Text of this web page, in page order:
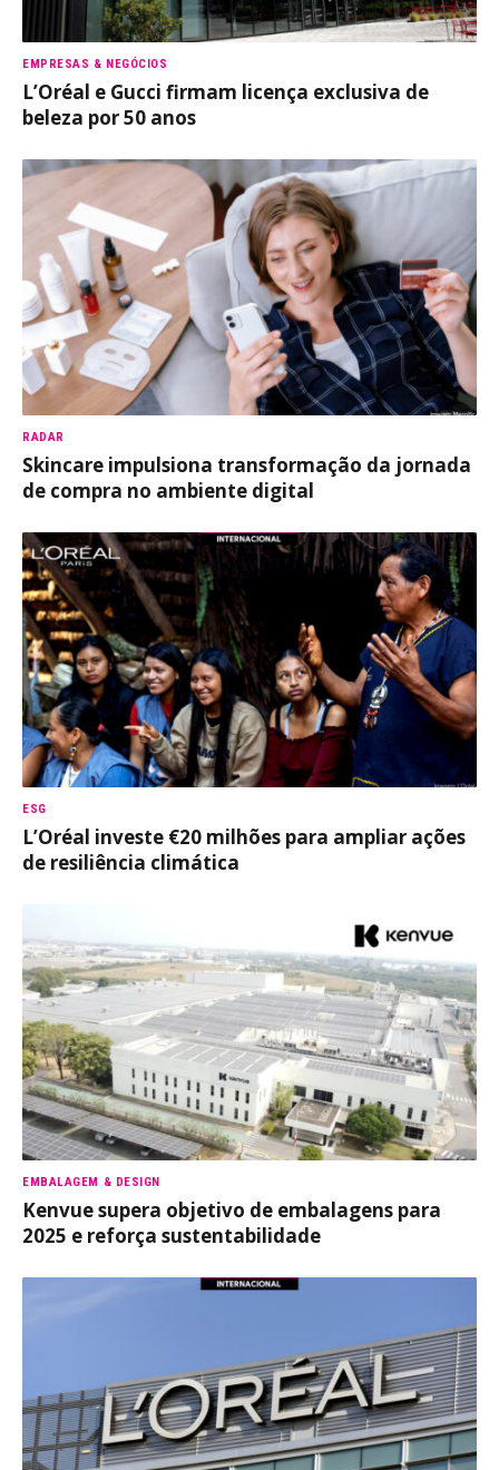
EMPRESAS & NEGÓCIOS
L’Oréal e Gucci firmam licença exclusiva de
beleza por 50 anos
RADAR
Skincare impulsiona transformação da jornada
de compra no ambiente digital
ESG
L’Oréal investe €20 milhões para ampliar ações
de resiliência climática
EMBALAGEM & DESIGN
Kenvue supera objetivo de embalagens para
2025 e reforça sustentabilidade